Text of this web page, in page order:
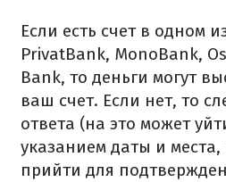
Если есть счет в одном
PrivatBank, MonoBank,
Bank, то деньги могут
ваш счет. Если нет, то
ответа (на это может
указанием даты и
прийти для